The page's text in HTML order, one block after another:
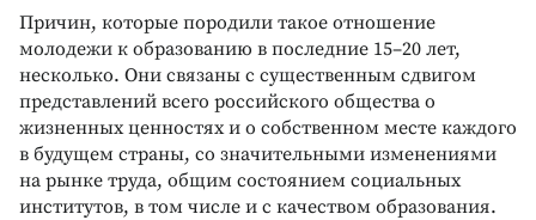
Причин, которые породили такое отношение
молодежи к образованию в последние 15–20 лет,
несколько. Они связаны с существенным сдвигом
представлений всего российского общества о
жизненных ценностях и о собственном месте каждого
в будущем страны, со значительными изменениями
на рынке труда, общим состоянием социальных
институтов, в том числе и с качеством образования.